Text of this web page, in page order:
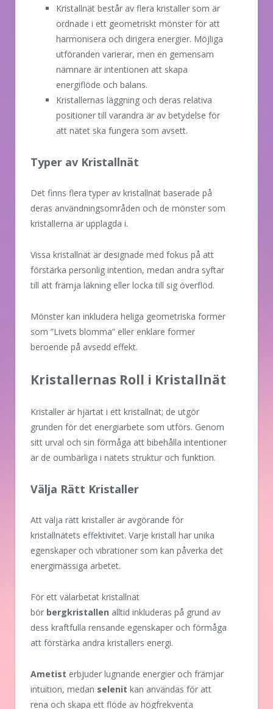
Kristallnät består av flera kristaller som är
ordnade i ett geometriskt mönster för att
harmonisera och dirigera energier. Möjliga
utföranden varierar, men en gemensam
nämnare är intentionen att skapa
energiflöde och balans.
Kristallernas läggning och deras relativa
positioner till varandra är av betydelse för
att nätet ska fungera som avsett.
Typer av Kristallnät
Det finns flera typer av kristallnät baserade på
deras användningsområden och de mönster som
kristallerna är upplagda i.
Vissa kristallnät är designade med fokus på att
förstärka personlig intention, medan andra syftar
till att främja läkning eller locka till sig överflöd.
Mönster kan inkludera heliga geometriska former
som ”Livets blomma” eller enklare former
beroende på avsedd effekt.
Kristallernas Roll i Kristallnät
Kristaller är hjärtat i ett kristallnät; de utgör
grunden för det energiarbete som utförs. Genom
sitt urval och sin förmåga att bibehålla intentioner
är de oumbärliga i nätets struktur och funktion.
Välja Rätt Kristaller
Att välja rätt kristaller är avgörande för
kristallnätets effektivitet. Varje kristall har unika
egenskaper och vibrationer som kan påverka det
energimässiga arbetet.
För ett välarbetat kristallnät
bör bergkristallen alltid inkluderas på grund av
dess kraftfulla rensande egenskaper och förmåga
att förstärka andra kristallers energi.
Ametist erbjuder lugnande energier och främjar
intuition, medan selenit kan användas för att
rena och skapa ett flöde av högfrekventa